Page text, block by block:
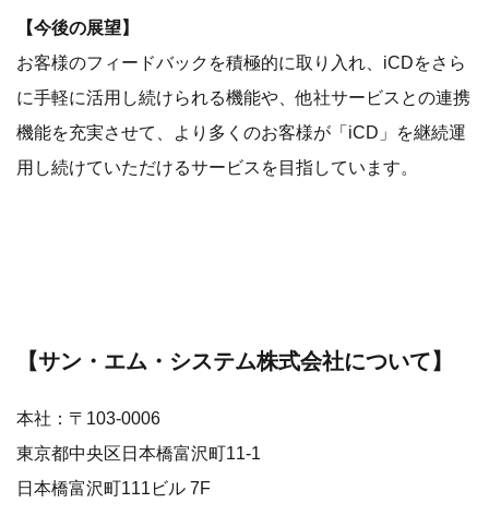
【今後の展望】
お客様のフィードバックを積極的に取り入れ、iCDをさら
に手軽に活用し続けられる機能や、他社サービスとの連携
機能を充実させて、より多くのお客様が「iCD」を継続運
用し続けていただけるサービスを目指しています。
​【サン・エム・システム株式会社について】
本社：〒103-0006
東京都中央区日本橋富沢町11-1
日本橋富沢町111ビル 7F